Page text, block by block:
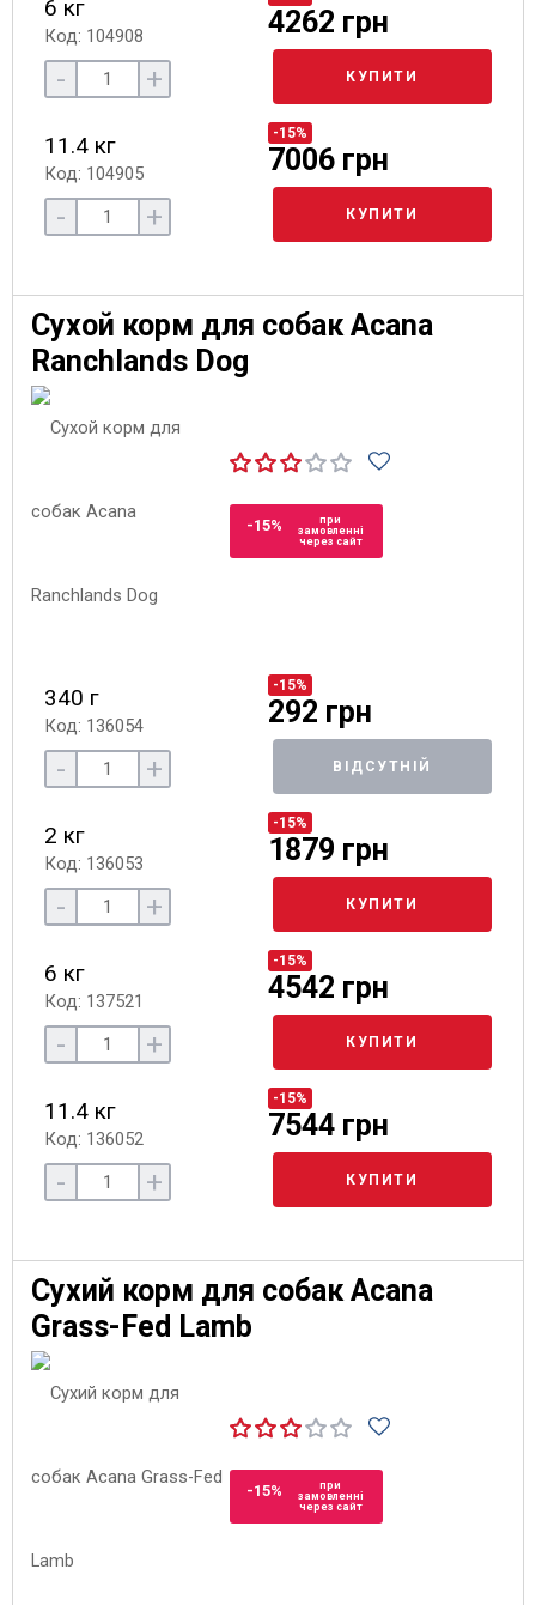
6 кг
Код: 104908 4262 грн
- + КУПИТИ
11.4 кг
Код: 104905
-15%
7006 грн
- + КУПИТИ
Сухой корм для собак Acana
Ranchlands Dog
-15%
при
замовленні
через сайт
340 г
Код: 136054
-15%
292 грн
- + ВІДСУТНІЙ
2 кг
Код: 136053
-15%
1879 грн
- + КУПИТИ
6 кг
Код: 137521
-15%
4542 грн
- + КУПИТИ
11.4 кг
Код: 136052
-15%
7544 грн
- + КУПИТИ
Сухий корм для собак Acana
Grass-Fed Lamb
-15%
при
замовленні
через сайт